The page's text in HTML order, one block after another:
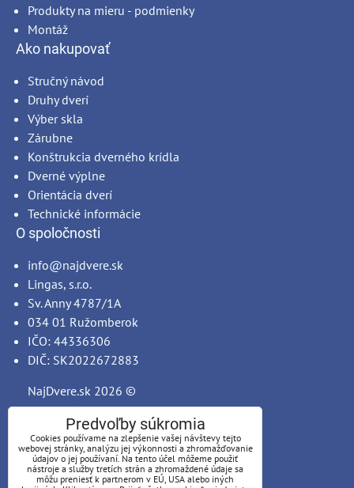
Produkty na mieru - podmienky
Montáž
Ako nakupovať
Stručný návod
Druhy dverí
Výber skla
Zárubne
Konštrukcia dverného krídla
Dverné výplne
Orientácia dverí
Technické informácie
O spoločnosti
info@najdvere.sk
Lingas, s.r.o.
Sv. Anny 4787/1A
034 01 Ružomberok
IČO: 44336306
DIČ: SK2022672883
NajDvere.sk 2026 ©
Predvoľby súkromia
Cookies používame na zlepšenie vašej návštevy tejto
webovej stránky, analýzu jej výkonnosti a zhromažďovanie
údajov o jej používaní. Na tento účel môžeme použiť
nástroje a služby tretích strán a zhromaždené údaje sa
môžu preniesť k partnerom v EÚ, USA alebo iných